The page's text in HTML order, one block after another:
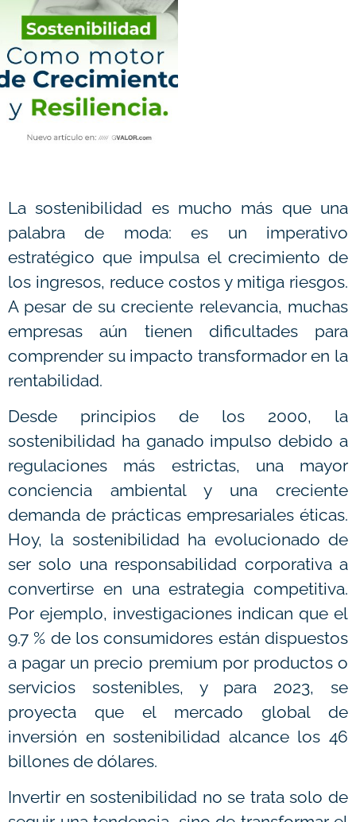
La sostenibilidad es mucho más que una
palabra de moda: es un imperativo
estratégico que impulsa el crecimiento de
los ingresos, reduce costos y mitiga riesgos.
A pesar de su creciente relevancia, muchas
empresas aún tienen dificultades para
comprender su impacto transformador en la
rentabilidad.
Desde principios de los 2000, la
sostenibilidad ha ganado impulso debido a
regulaciones más estrictas, una mayor
conciencia ambiental y una creciente
demanda de prácticas empresariales éticas.
Hoy, la sostenibilidad ha evolucionado de
ser solo una responsabilidad corporativa a
convertirse en una estrategia competitiva.
Por ejemplo, investigaciones indican que el
9.7 % de los consumidores están dispuestos
a pagar un precio premium por productos o
servicios sostenibles, y para 2023, se
proyecta que el mercado global de
inversión en sostenibilidad alcance los 46
billones de dólares.
Invertir en sostenibilidad no se trata solo de